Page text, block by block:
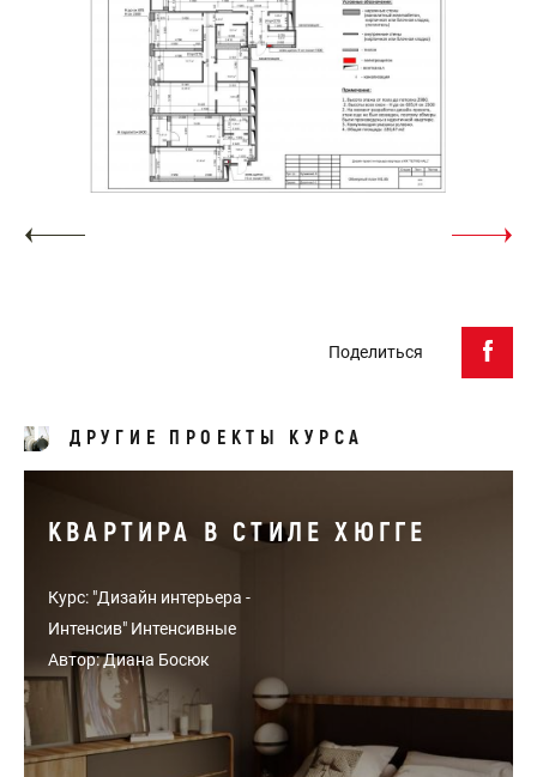
Поделиться
ДРУГИЕ ПРОЕКТЫ КУРСА
КВАРТИРА В СТИЛЕ ХЮГГЕ
Курс: "Дизайн интерьера -
Интенсив" Интенсивные
Автор: Диана Босюк